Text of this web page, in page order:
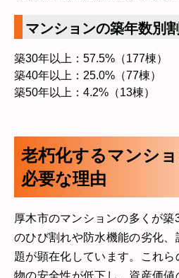
マンションの築年数別
築30年以上：57.5%（177棟）
築40年以上：25.0%（77棟）
築50年以上：4.2%（13棟）
老朽化するマンシ
必要な理由
厚木市のマンションの多くが
のひび割れや防水機能の劣化
題が顕在化しています。これ
物の安全性が低下し、資産価値